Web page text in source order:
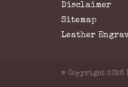
Disclaimer
Sitemap
Leather